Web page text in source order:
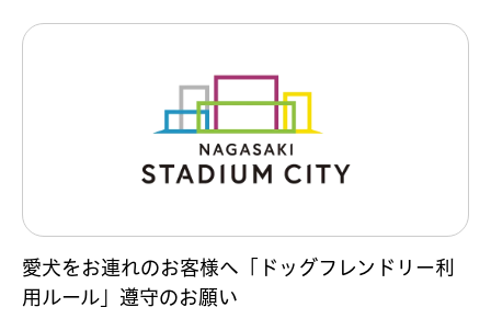
愛犬をお連れのお客様へ「ドッグフレンドリー利
用ルール」遵守のお願い